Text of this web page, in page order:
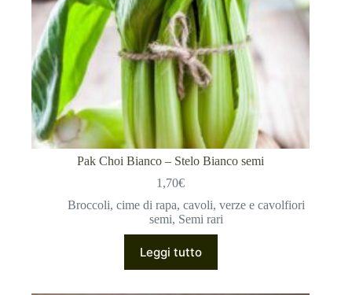
Pak Choi Bianco – Stelo Bianco semi
1,70€
Broccoli, cime di rapa, cavoli, verze e cavolfiori
semi, Semi rari
Leggi tutto